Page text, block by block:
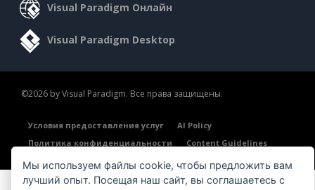
Visual Paradigm Онлайн
Visual Paradigm Desktop
©2026 by Visual Paradigm. Все права защищены.
Условия предоставления услуг
AI Policy
Политика конфиденциальности
Content Guidelines
Обзор системы безопасности
Мы используем файлы cookie, чтобы предложить вам
лучший опыт. Посещая наш сайт, вы соглашаетесь с